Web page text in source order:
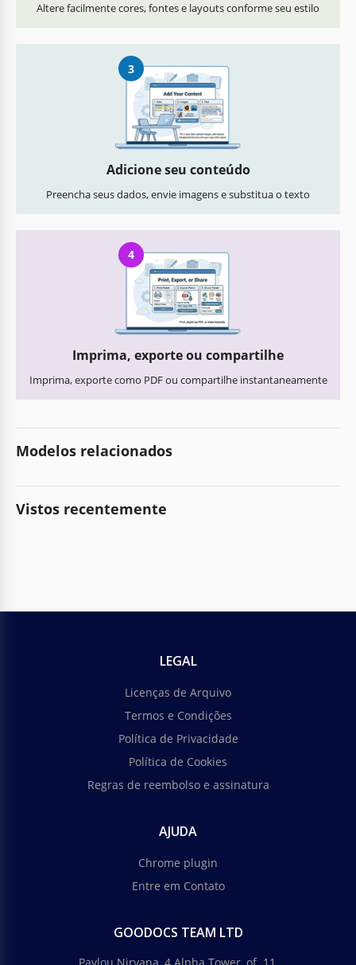
Altere facilmente cores, fontes e layouts conforme seu estilo
3
Adicione seu conteúdo
Preencha seus dados, envie imagens e substitua o texto
4
Imprima, exporte ou compartilhe
Imprima, exporte como PDF ou compartilhe instantaneamente
Modelos relacionados
Vistos recentemente
LEGAL
Licenças de Arquivo
Termos e Condições
Política de Privacidade
Política de Cookies
Regras de reembolso e assinatura
AJUDA
Chrome plugin
Entre em Contato
GOODOCS TEAM LTD